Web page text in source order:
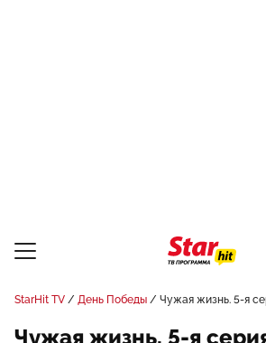
StarHit TV День Победы Чужая жизнь. 5-я
Чужая жизнь. 5-я